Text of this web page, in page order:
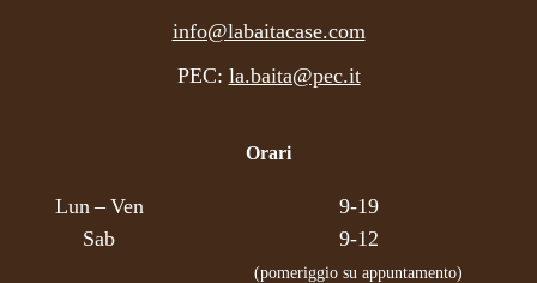
info@labaitacase.com
PEC: la.baita@pec.it
Orari
Lun – Ven
9-19
Sab
9-12
(pomeriggio su appuntamento)